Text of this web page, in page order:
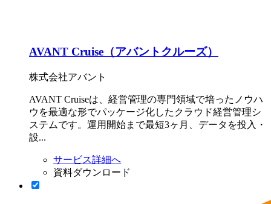
AVANT Cruise（アバントクルーズ）
株式会社アバント
AVANT Cruiseは、経営管理の専門領域で培ったノウハ
ウを最適な形でパッケージ化したクラウド経営管理シ
ステムです。運用開始まで最短3ヶ月、データを投入・
設...
サービス詳細へ
資料ダウンロード